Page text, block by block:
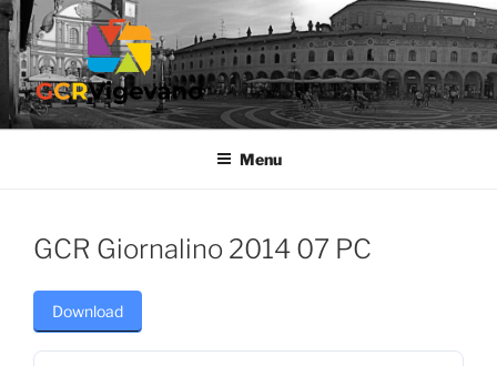
Salta
al
contenuto
GCR VIGEVANO
Gruppo Culturale Ricreativo dell'Ospedale di Vigevano
Menu
GCR Giornalino 2014 07 PC
Download